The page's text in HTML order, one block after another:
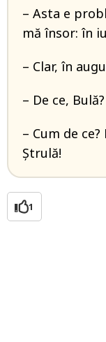
– Asta e
mă însor: în
– Clar, în
– De ce, Bulă?
– Cum de
Ștrulă!
1